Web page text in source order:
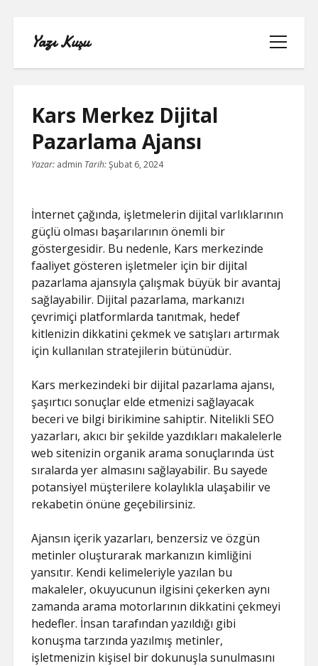
Yazı Kuşu
menüyü
aç
IGTV IZLENME YÜKSELTME PARASIZ
INSTAGRAM BOT TAKIPÇI BASMA
ÜCRETSIZ
LISTE
SAYFA LISTESI
Kars Merkez Dijital
Pazarlama Ajansı
Yazar: admin Tarih:Şubat 6, 2024
İnternet çağında, işletmelerin dijital varlıklarının
güçlü olması başarılarının önemli bir
göstergesidir. Bu nedenle, Kars merkezinde
faaliyet gösteren işletmeler için bir dijital
pazarlama ajansıyla çalışmak büyük bir avantaj
sağlayabilir. Dijital pazarlama, markanızı
çevrimiçi platformlarda tanıtmak, hedef
kitlenizin dikkatini çekmek ve satışları artırmak
için kullanılan stratejilerin bütünüdür.
Kars merkezindeki bir dijital pazarlama ajansı,
şaşırtıcı sonuçlar elde etmenizi sağlayacak
beceri ve bilgi birikimine sahiptir. Nitelikli SEO
yazarları, akıcı bir şekilde yazdıkları makalelerle
web sitenizin organik arama sonuçlarında üst
sıralarda yer almasını sağlayabilir. Bu sayede
potansiyel müşterilere kolaylıkla ulaşabilir ve
rekabetin önüne geçebilirsiniz.
Ajansın içerik yazarları, benzersiz ve özgün
metinler oluşturarak markanızın kimliğini
yansıtır. Kendi kelimeleriyle yazılan bu
makaleler, okuyucunun ilgisini çekerken aynı
zamanda arama motorlarının dikkatini çekmeyi
hedefler. İnsan tarafından yazıldığı gibi
konuşma tarzında yazılmış metinler,
işletmenizin kişisel bir dokunuşla sunulmasını